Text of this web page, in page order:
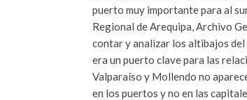
puerto muy importante para al
Regional de Arequipa, Archivo
contar y analizar los altibajos del
era un puerto clave para las
Valparaíso y Mollendo no
en los puertos y no en las